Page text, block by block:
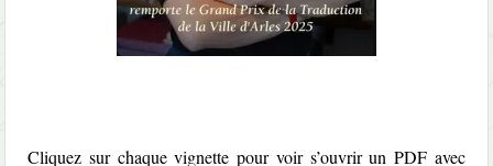
Cliquez sur chaque vignette pour voir s’ouvrir un PDF avec